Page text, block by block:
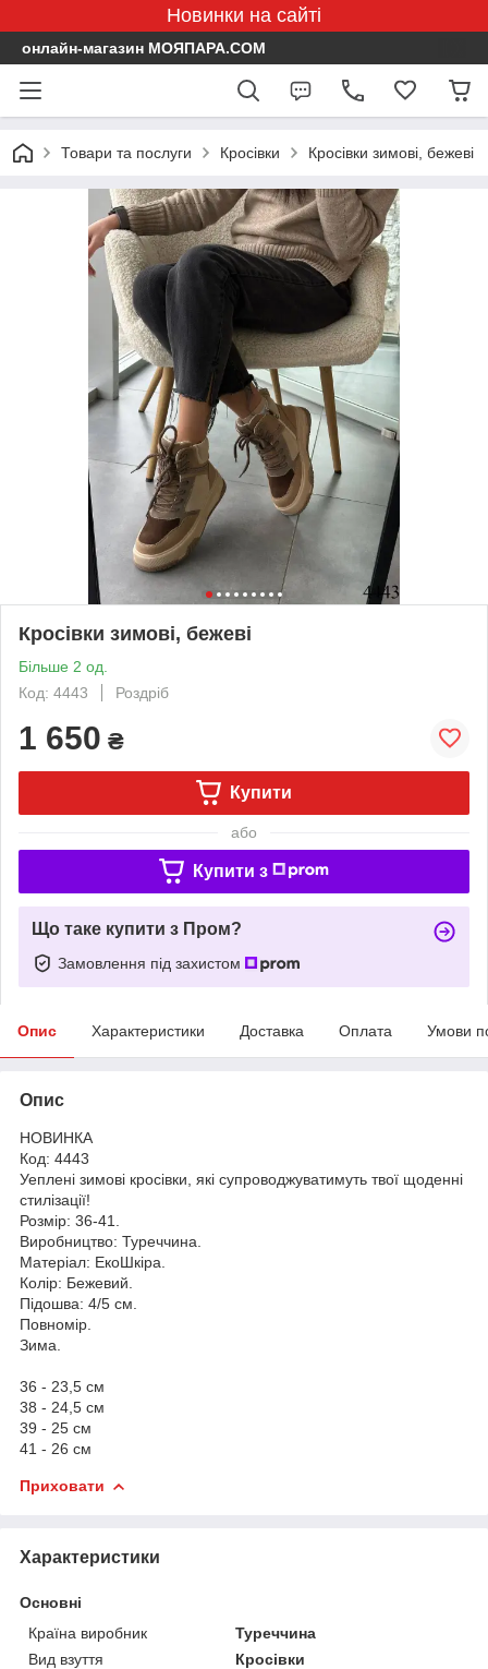
Новинки на сайті
онлайн-магазин МОЯПАРА.COM
Товари та послуги Кросівки Кросівки зимові, бежеві
Кросівки зимові, бежеві
Більше 2 од.
Код: 4443
Роздріб
1 650 ₴
Купити
або
Купити з
Що таке купити з Пром?
Замовлення під захистом
Опис Характеристики Доставка Оплата Умови
Опис
НОВИНКА
Код: 4443
Уеплені зимові кросівки, які супроводжуватимуть твої щоденні
стилізації!
Розмір: 36-41.
Виробництво: Туреччина.
Матеріал: ЕкоШкіра.
Колір: Бежевий.
Підошва: 4/5 см.
Повномір.
Зима.
36 - 23,5 см
38 - 24,5 см
39 - 25 см
41 - 26 см
Приховати
Характеристики
Основні
Країна виробник
Туреччина
Вид взуття
Кросівки